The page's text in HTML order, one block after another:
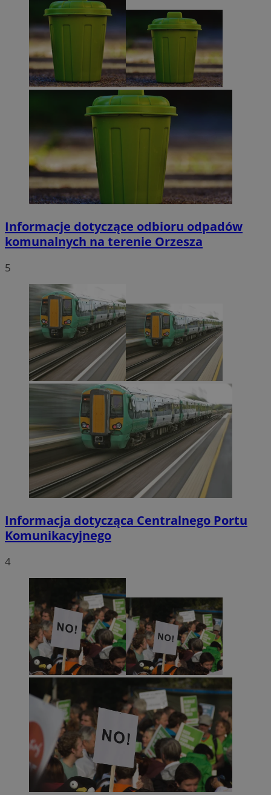
Informacje dotyczące odbioru odpadów
komunalnych na terenie Orzesza
5
Informacja dotycząca Centralnego Portu
Komunikacyjnego
4